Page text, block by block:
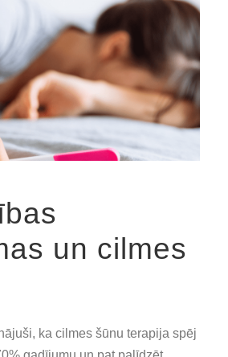
un cilmes
ka cilmes šūnu terapija spēj